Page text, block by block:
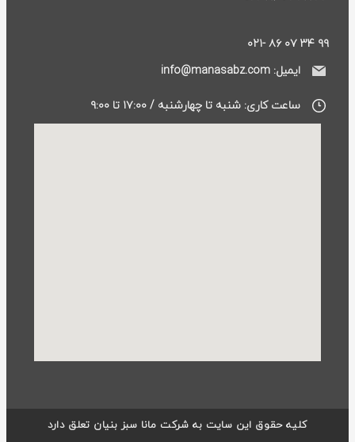
۹۹ ۳۴ ۰۷ ۸۶ -۰۲۱
ایمیل: info@manasabz.com
ساعت کاری: شنبه تا چهارشنبه / ۱۷:۰۰ تا ۹:۰۰
کلیه حقوق این سایت به شرکت مانا سبز بنیان تعلق دارد